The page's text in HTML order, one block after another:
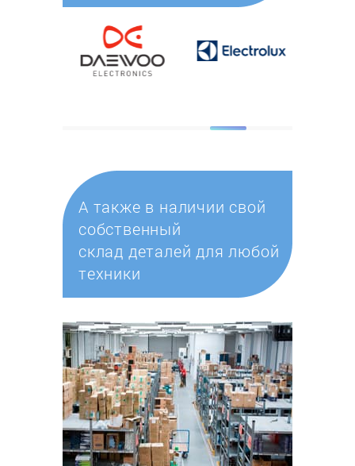
А также в наличии свой
собственный
склад деталей для любой
техники